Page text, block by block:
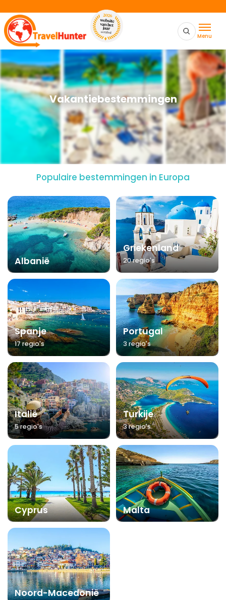
Menu
Vakantiebestemmingen
Populaire bestemmingen in Europa
Albanië
Griekenland
20 regio's
Spanje
17 regio's
Portugal
3 regio's
Italië
5 regio's
Turkije
3 regio's
Cyprus Malta
Noord-Macedonië